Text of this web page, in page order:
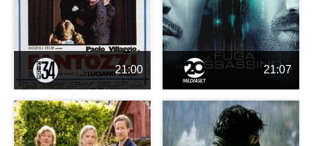
21:00 21:07